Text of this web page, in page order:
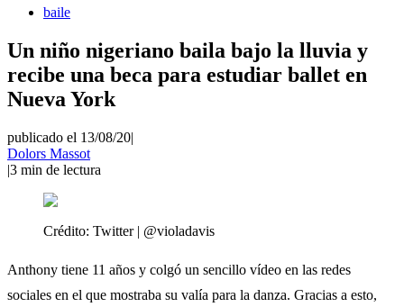
baile
Un niño nigeriano baila bajo la lluvia y
recibe una beca para estudiar ballet en
Nueva York
publicado el 13/08/20|
Dolors Massot
|3 min de lectura
Crédito: Twitter | @violadavis
Anthony tiene 11 años y colgó un sencillo vídeo en las redes
sociales en el que mostraba su valía para la danza. Gracias a esto,